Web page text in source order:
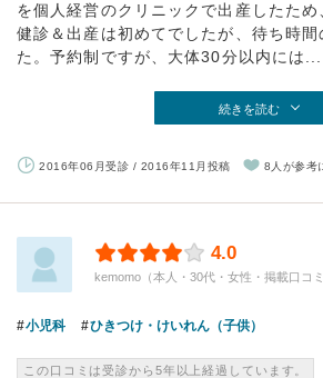
を個人経営のクリニックで出産したた
健診＆出産は初めてでしたが、待ち時間
た。予約制ですが、大体30分以内には...
続きを読む
2016年06月受診 / 2016年11月投稿 8人が参考
4.0
kemomo（本人・30代・女性・掲載口コミ
小児科 ひきつけ・けいれん（子供）
この口コミは受診から5年以上経過しています。